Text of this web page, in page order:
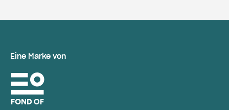
Eine Marke von